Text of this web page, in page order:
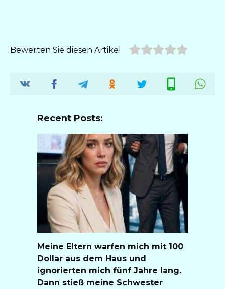
Bewerten Sie diesen Artikel
Recent Posts:
Meine Eltern warfen mich mit 100
Dollar aus dem Haus und
ignorierten mich fünf Jahre lang.
Dann stieß meine Schwester